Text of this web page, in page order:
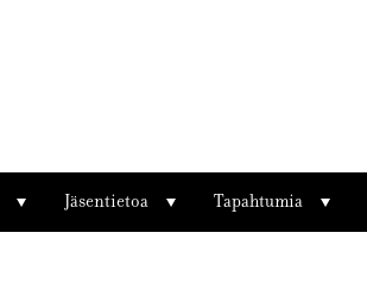
Jäsentietoa Tapahtumia